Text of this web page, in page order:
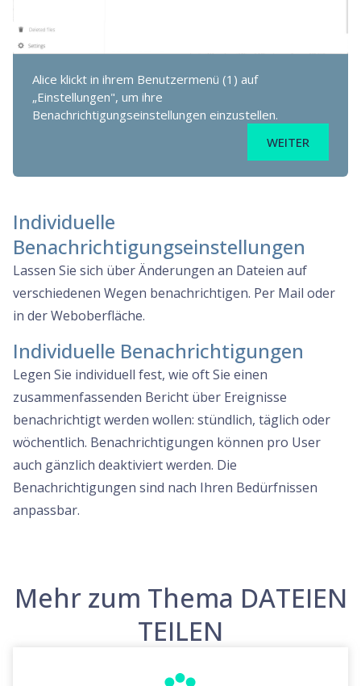
Alice klickt in ihrem Benutzermenü (1) auf
„Einstellungen", um ihre
Benachrichtigungseinstellungen einzustellen.
WEITER
Individuelle
Benachrichtigungseinstellungen
Lassen Sie sich über Änderungen an Dateien auf
verschiedenen Wegen benachrichtigen. Per Mail oder
in der Weboberfläche.
Individuelle Benachrichtigungen
Legen Sie individuell fest, wie oft Sie einen
zusammenfassenden Bericht über Ereignisse
benachrichtigt werden wollen: stündlich, täglich oder
wöchentlich. Benachrichtigungen können pro User
auch gänzlich deaktiviert werden. Die
Benachrichtigungen sind nach Ihren Bedürfnissen
anpassbar.
Mehr zum Thema DATEIEN
TEILEN